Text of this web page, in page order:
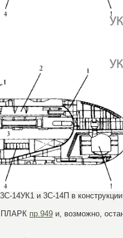
14УК1 и 3С-14П в
ПЛАРК пр.949 и, возможно,